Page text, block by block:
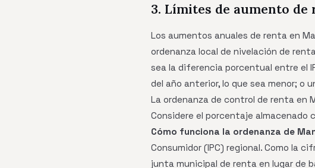
3. Límites de aumento de
Los aumentos anuales de renta en
ordenanza local de nivelación de
sea la diferencia porcentual entre el
del año anterior, lo que sea menor; o
La ordenanza de control de renta en
Considere el porcentaje almacenado
Cómo funciona la ordenanza de
Consumidor (IPC) regional. Como la
junta municipal de renta en lugar de